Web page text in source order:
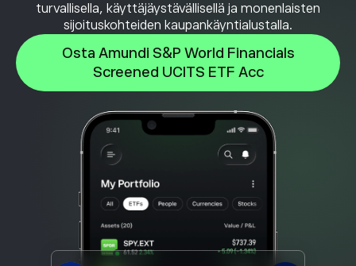
turvallisella, käyttäjäystävällisellä ja monenlaisten
sijoituskohteiden kaupankäyntialustalla.
Osta Amundi S&P World Financials
Screened UCITS ETF Acc